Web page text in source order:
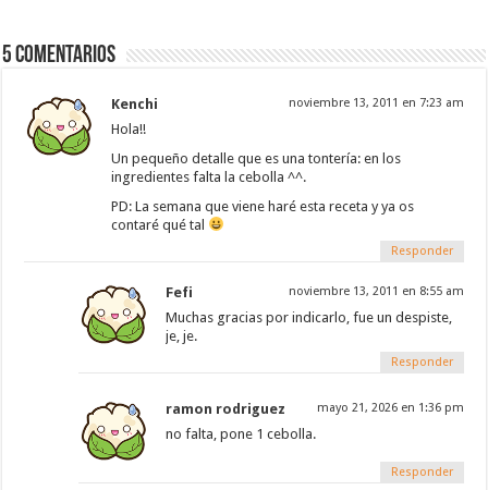
5 Comentarios
Kenchi noviembre 13, 2011 en 7:23 am
Hola!!
Un pequeño detalle que es una tontería: en los
ingredientes falta la cebolla ^^.
PD: La semana que viene haré esta receta y ya os
contaré qué tal
Responder
Fefi noviembre 13, 2011 en 8:55 am
Muchas gracias por indicarlo, fue un despiste,
je, je.
Responder
ramon rodriguez mayo 21, 2026 en 1:36 pm
no falta, pone 1 cebolla.
Responder